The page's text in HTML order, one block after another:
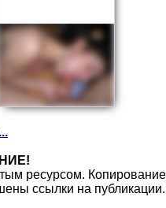
ресурсом. Копирование
ссылки на публикации.